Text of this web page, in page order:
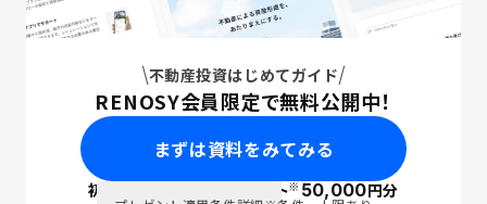
不動産投資はじめてガイド
RENOSY会員限定で無料公開中！
まずは資料をみてみる
初回面談で ポイント※50,000円分